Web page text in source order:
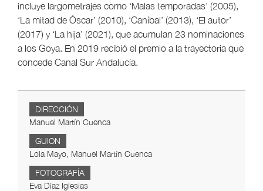
incluye largometrajes como ‘Malas temporadas’ (2005),
‘La mitad de Óscar’ (2010), ‘Caníbal’ (2013), ‘El autor’
(2017) y ‘La hija’ (2021), que acumulan 23 nominaciones
a los Goya. En 2019 recibió el premio a la trayectoria que
concede Canal Sur Andalucía.
DIRECCIÓN
Manuel Martín Cuenca
GUION
Lola Mayo, Manuel Martín Cuenca
FOTOGRAFÍA
Eva Díaz Iglesias